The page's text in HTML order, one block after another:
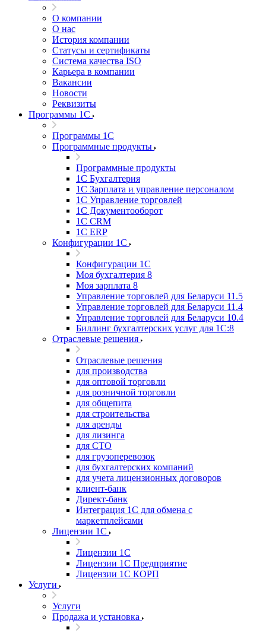
О компании
О нас
История компании
Статусы и сертификаты
Система качества ISO
Карьера в компании
Вакансии
Новости
Реквизиты
Программы 1С
Программы 1С
Программные продукты
Программные продукты
1С Бухгалтерия
1С Зарплата и управление персоналом
1С Управление торговлей
1С Документооборот
1С CRM
1С ERP
Конфигурации 1С
Конфигурации 1С
Моя бухгалтерия 8
Моя зарплата 8
Управление торговлей для Беларуси 11.5
Управление торговлей для Беларуси 11.4
Управление торговлей для Беларуси 10.4
Биллинг бухгалтерских услуг для 1С:8
Отраслевые решения
Отраслевые решения
для производства
для оптовой торговли
для розничной торговли
для общепита
для строительства
для аренды
для лизинга
для СТО
для грузоперевозок
для бухгалтерских компаний
для учета лицензионных договоров
клиент-банк
Директ-банк
Интеграция 1C для обмена с
маркетплейсами
Лицензии 1С
Лицензии 1С
Лицензии 1С Предприятие
Лицензии 1С КОРП
Услуги
Услуги
Продажа и установка